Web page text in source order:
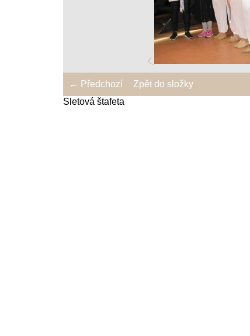
← Předchozí
Zpět do složky
Sletová štafeta